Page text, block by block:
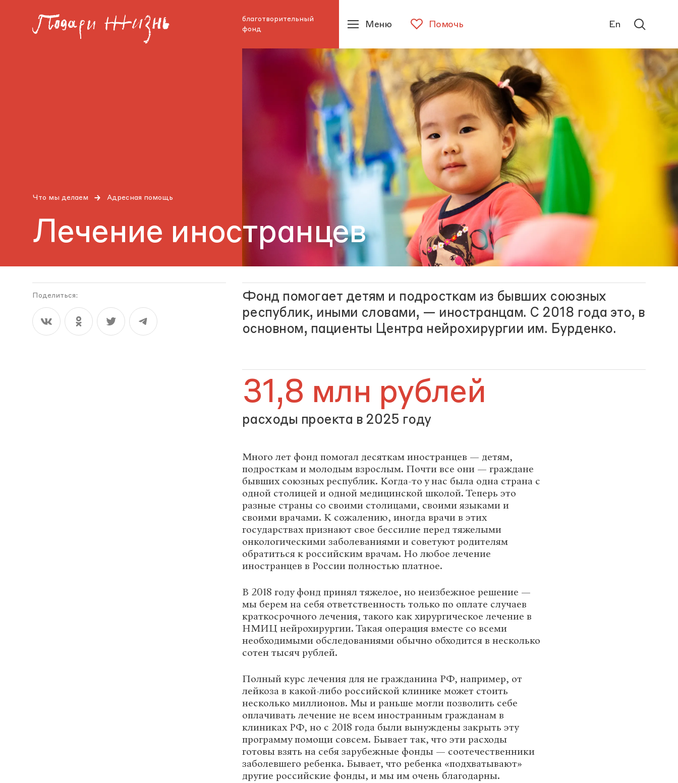
благотворительный
фонд
Помочь
Меню En
Что мы делаем Адресная помощь
Лечение иностранцев
Поделиться:
Фонд помогает детям и подросткам из бывших союзных
республик, иными словами, — иностранцам. С 2018 года это, в
основном, пациенты Центра нейрохирургии им. Бурденко.
31,8 млн рублей
расходы проекта в 2025 году
Много лет фонд помогал десяткам иностранцев — детям,
подросткам и молодым взрослым. Почти все они — граждане
бывших союзных республик. Когда-то у нас была одна страна с
одной столицей и одной медицинской школой. Теперь это
разные страны со своими столицами, своими языками и
своими врачами. К сожалению, иногда врачи в этих
государствах признают свое бессилие перед тяжелыми
онкологическими заболеваниями и советуют родителям
обратиться к российским врачам. Но любое лечение
иностранцев в России полностью платное.
В 2018 году фонд принял тяжелое, но неизбежное решение —
мы берем на себя ответственность только по оплате случаев
краткосрочного лечения, такого как хирургическое лечение в
НМИЦ нейрохирургии. Такая операция вместе со всеми
необходимыми обследованиями обычно обходится в несколько
сотен тысяч рублей.
Полный курс лечения для не гражданина РФ, например, от
лейкоза в какой-либо российской клинике может стоить
несколько миллионов. Мы и раньше могли позволить себе
оплачивать лечение не всем иностранным гражданам в
клиниках РФ, но с 2018 года были вынуждены закрыть эту
программу помощи совсем. Бывает так, что эти расходы
готовы взять на себя зарубежные фонды — соотечественники
заболевшего ребенка. Бывает, что ребенка «подхватывают»
другие российские фонды, и мы им очень благодарны.